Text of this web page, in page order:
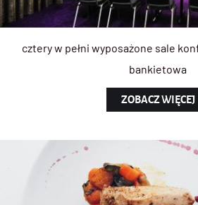
cztery w pełni wyposażone sale
bankietowa
ZOBACZ WIĘCEJ